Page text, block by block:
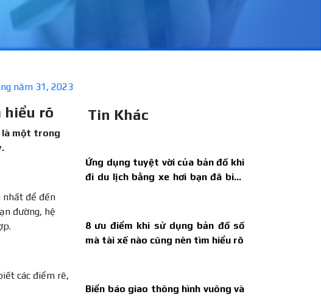
năm 31, 2023
hiểu rõ
là một trong
nhất để đến
đường, hệ
các điểm rẽ,
Tin Khác
Ứng dụng tuyệt vời của bản đồ khi
đi du lịch bằng xe hơi bạn đã biết
8 ưu điểm khi sử dụng bản đồ số
mà tài xế nào cũng nên tìm hiểu rõ
Biển báo giao thông hình vuông và